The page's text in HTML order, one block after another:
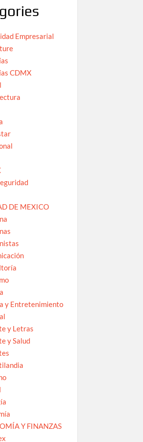
Empresarial
CDMX
DE MEXICO
y Entretenimiento
y Letras
y Salud
Y FINANZAS